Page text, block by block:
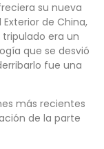
su nueva
de China,
era un
que se desvió
fue una
más recientes
de la parte